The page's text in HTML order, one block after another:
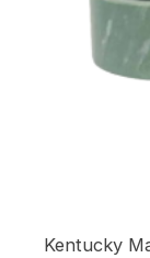
Kentucky